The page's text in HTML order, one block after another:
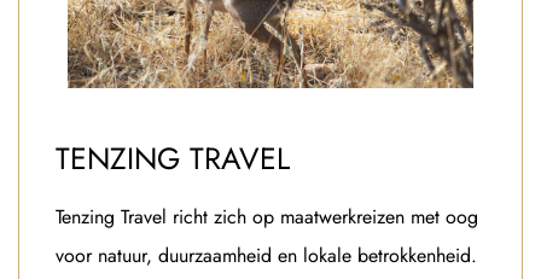
TENZING TRAVEL
Tenzing Travel richt zich op maatwerkreizen met oog
voor natuur, duurzaamheid en lokale betrokkenheid.